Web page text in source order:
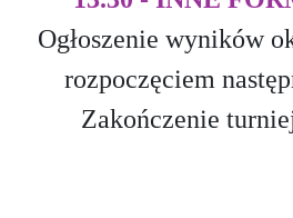
Ogłoszenie wyników
rozpoczęciem
Zakończenie